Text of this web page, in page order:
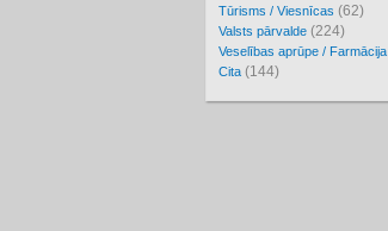
Tūrisms / Viesnīcas (62)
Valsts pārvalde (224)
Veselības aprūpe / Farmācija
Cita (144)